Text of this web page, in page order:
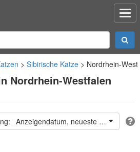
Sibirische Katze Nordrhein-
Nordrhein-Westfalen
Anzeigendatum, neueste oben